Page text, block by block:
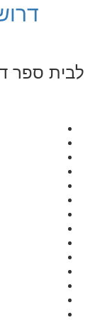
לבית ספר